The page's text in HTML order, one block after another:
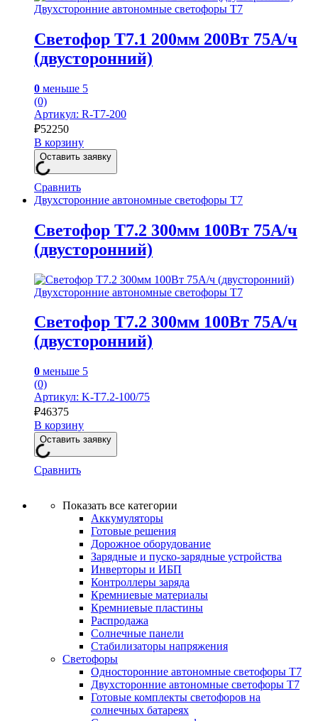
Двухсторонние автономные светофоры Т7
Светофор Т7.1 200мм 200Вт 75А/ч
(двусторонний)
0 меньше 5
(0)
Артикул: R-Т7-200
₽52250
В корзину
Оставить заявку
Сравнить
Двухсторонние автономные светофоры Т7
Светофор Т7.2 300мм 100Вт 75А/ч
(двусторонний)
Двухсторонние автономные светофоры Т7
Светофор Т7.2 300мм 100Вт 75А/ч
(двусторонний)
0 меньше 5
(0)
Артикул: K-Т7.2-100/75
₽46375
В корзину
Оставить заявку
Сравнить
Показать все категории
Аккумуляторы
Готовые решения
Дорожное оборудование
Зарядные и пуско-зарядные устройства
Инверторы и ИБП
Контроллеры заряда
Кремниевые материалы
Кремниевые пластины
Распродажа
Солнечные панели
Стабилизаторы напряжения
Светофоры
Односторонние автономные светофоры Т7
Двухсторонние автономные светофоры Т7
Готовые комплекты светофоров на
солнечных батареях